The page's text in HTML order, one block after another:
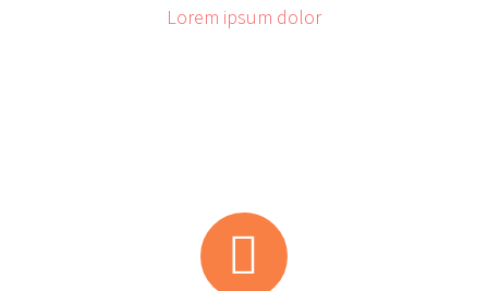
Lorem ipsum dolor

